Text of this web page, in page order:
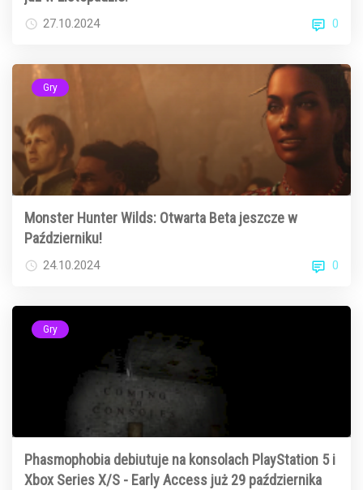
27.10.2024 0
Gry
Monster Hunter Wilds: Otwarta Beta jeszcze w
Październiku!
24.10.2024 0
Gry
Phasmophobia debiutuje na konsolach PlayStation 5 i
Xbox Series X/S - Early Access już 29 października